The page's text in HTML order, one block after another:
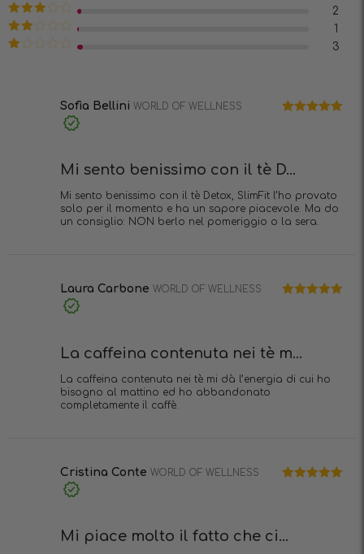
Valutato4
su 5
Valutato
3
2
Valutato
1
3
Sofia Bellini WORLD OF WELLNESS
Mi sento benissimo con il tè D...
Mi sento benissimo con il tè Detox, SlimFit l’ho provato
solo per il momento e ha un sapore piacevole. Ma do
un consiglio: NON berlo nel pomeriggio o la sera.
Laura Carbone WORLD OF WELLNESS
La caffeina contenuta nei tè m...
La caffeina contenuta nei tè mi dà l’energia di cui ho
bisogno al mattino ed ho abbandonato
completamente il caffè.
Cristina Conte WORLD OF WELLNESS
Mi piace molto il fatto che ci...